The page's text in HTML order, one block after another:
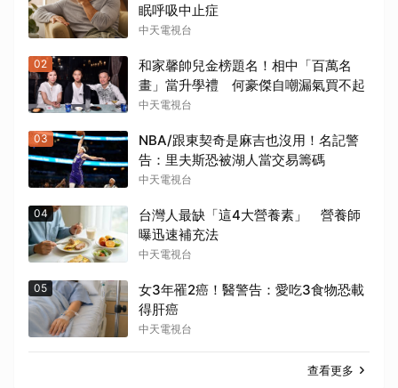
眠呼吸中止症
中天電視台
02
和家馨帥兒金榜題名！相中「百萬名
畫」當升學禮 何豪傑自嘲漏氣買不起
中天電視台
03
NBA/跟東契奇是麻吉也沒用！名記警
告：里夫斯恐被湖人當交易籌碼
中天電視台
04
台灣人最缺「這4大營養素」 營養師
曝迅速補充法
中天電視台
05
女3年罹2癌！醫警告：愛吃3食物恐載
得肝癌
中天電視台
查看更多